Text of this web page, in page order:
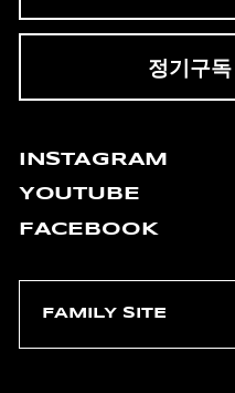
정기구독
INSTAGRAM
YOUTUBE
FACEBOOK